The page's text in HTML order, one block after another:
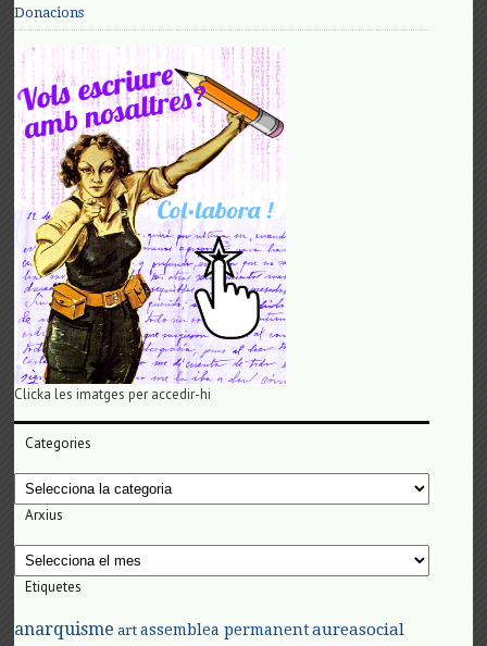
Donacions
Clicka les imatges per accedir-hi
Categories
Categories
Arxius
Arxius
Etiquetes
anarquisme art assemblea permanent aureasocial